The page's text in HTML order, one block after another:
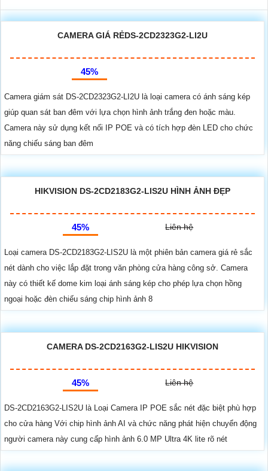
CAMERA GIÁ RẺDS-2CD2323G2-LI2U
45%
Camera giám sát DS-2CD2323G2-LI2U là loại camera có ánh sáng kép
giúp quan sát ban đêm với lựa chọn hình ảnh trắng đen hoặc màu.
Camera này sử dụng kết nối IP POE và có tích hợp đèn LED cho chức
năng chiếu sáng ban đêm
HIKVISION DS-2CD2183G2-LIS2U HÌNH ẢNH ĐẸP
45% Liên hệ
Loại camera DS-2CD2183G2-LIS2U là một phiên bản camera giá rẻ sắc
nét dành cho việc lắp đặt trong văn phòng cửa hàng công sở. Camera
này có thiết kế dome kim loại ánh sáng kép cho phép lựa chọn hồng
ngoại hoặc đèn chiếu sáng chip hình ảnh 8
CAMERA DS-2CD2163G2-LIS2U HIKVISION
45% Liên hệ
DS-2CD2163G2-LIS2U là Loại Camera IP POE sắc nét đặc biệt phù hợp
cho cửa hàng Với chip hình ảnh AI và chức năng phát hiện chuyển động
người camera này cung cấp hình ảnh 6.0 MP Ultra 4K lite rõ nét